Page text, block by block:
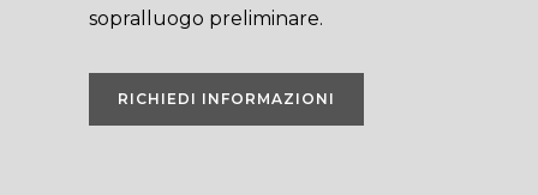
sopralluogo preliminare.
RICHIEDI INFORMAZIONI